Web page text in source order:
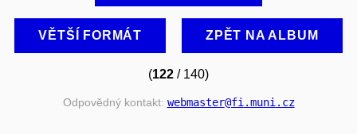
VĚTŠÍ FORMÁT ZPĚT NA ALBUM
(122 / 140)
Odpovědný kontakt: webmaster@fi.muni.cz